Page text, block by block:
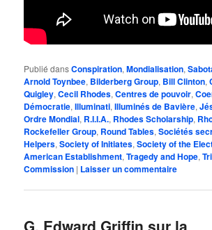
Publié dansConspiration,Mondialisation,
Arnold Toynbee, Bilderberg Group, Bill Clinton,
Quigley,Cecil Rhodes,Centres de pouvoir,
Démocratie,Illuminati,Illuminés de Bavière,
Ordre Mondial, R.I.I.A., Rhodes Scholarship,
Rockefeller Group, Round Tables,Sociétés
Helpers,Society of Initiates,Society of the
American Establishment,Tragedy and Hope,
Commission | Laisser un commentaire
G. Edward Griffin sur la